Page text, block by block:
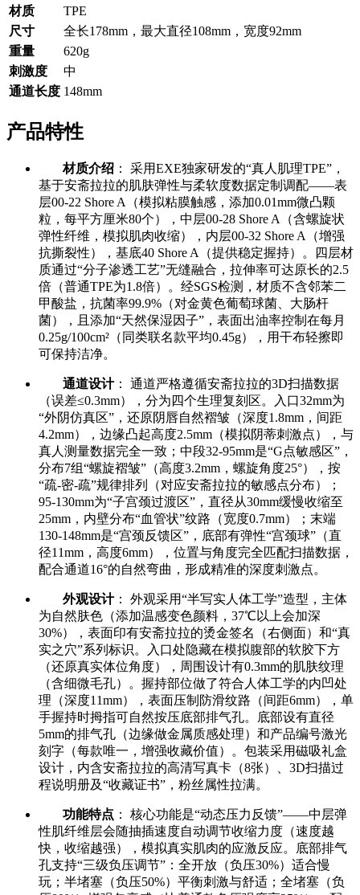
材质
TPE
尺寸
全长178mm，最大直径108mm，宽度92mm
重量
620g
刺激度
中
通道长度 148mm
产品特性
材质介绍 ： 采用EXE独家研发的“真人肌理TPE”，
基于安斋拉拉的肌肤弹性与柔软度数据定制调配——表
层00-22 Shore A（模拟粘膜触感，添加0.01mm微凸颗
粒，每平方厘米80个），中层00-28 Shore A（含螺旋状
弹性纤维，模拟肌肉收缩），内层00-32 Shore A（增强
抗撕裂性），基底40 Shore A（提供稳定握持）。四层材
质通过“分子渗透工艺”无缝融合，拉伸率可达原长的2.5
倍（普通TPE为1.8倍）。经SGS检测，材质不含邻苯二
甲酸盐，抗菌率99.9%（对金黄色葡萄球菌、大肠杆
菌），且添加“天然保湿因子”，表面出油率控制在每月
0.25g/100cm²（同类联名款平均0.45g），用干布轻擦即
可保持洁净。
通道设计： 通道严格遵循安斋拉拉的3D扫描数据
（误差≤0.3mm），分为四个生理复刻区。入口32mm为
“外阴仿真区”，还原阴唇自然褶皱（深度1.8mm，间距
4.2mm），边缘凸起高度2.5mm（模拟阴蒂刺激点），与
真人测量数据完全一致；中段32-95mm是“G点敏感区”，
分布7组“螺旋褶皱”（高度3.2mm，螺旋角度25°），按
“疏-密-疏”规律排列（对应安斋拉拉的敏感点分布）；
95-130mm为“子宫颈过渡区”，直径从30mm缓慢收缩至
25mm，内壁分布“血管状”纹路（宽度0.7mm）；末端
130-148mm是“宫颈反馈区”，底部有弹性“宫颈球”（直
径11mm，高度6mm），位置与角度完全匹配扫描数据，
配合通道16°的自然弯曲，形成精准的深度刺激点。
外观设计： 外观采用“半写实人体工学”造型，主体
为自然肤色（添加温感变色颜料，37℃以上会加深
30%），表面印有安斋拉拉的烫金签名（右侧面）和“真
实之穴”系列标识。入口处隐藏在模拟腹部的软胶下方
（还原真实体位角度），周围设计有0.3mm的肌肤纹理
（含细微毛孔）。握持部位做了符合人体工学的内凹处
理（深度11mm），表面压制防滑纹路（间距6mm），单
手握持时拇指可自然按压底部排气孔。底部设有直径
5mm的排气孔（边缘做金属质感处理）和产品编号激光
刻字（每款唯一，增强收藏价值）。包装采用磁吸礼盒
设计，内含安斋拉拉的高清写真卡（8张）、3D扫描过
程说明册及“收藏证书”，粉丝属性拉满。
功能特点 ： 核心功能是“动态压力反馈”——中层弹
性肌纤维层会随抽插速度自动调节收缩力度（速度越
快，收缩越强），模拟真实肌肉的应激反应。底部排气
孔支持“三级负压调节”：全开放（负压30%）适合慢
玩；半堵塞（负压50%）平衡刺激与舒适；全堵塞（负